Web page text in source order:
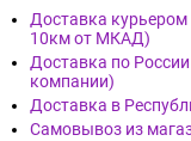
Доставка
10км от МКАД)
Доставка по
компании)
Доставка в
Самовывоз из